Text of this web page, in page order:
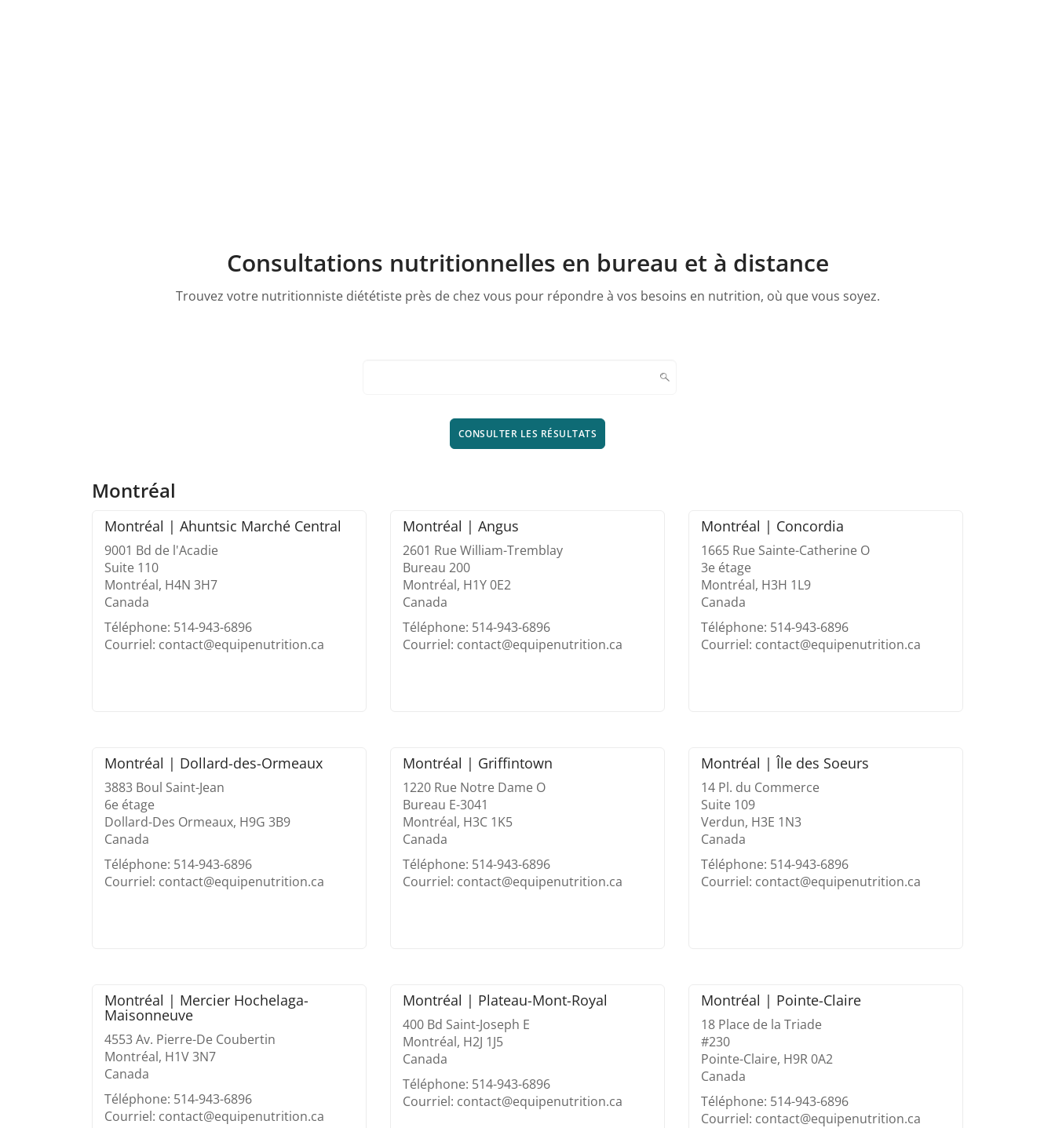
Consultations nutritionnelles en bureau et à distance
Trouvez votre nutritionniste diététiste près de chez vous pour répondre à vos besoins en nutrition, où que vous soyez.
CONSULTER LES RÉSULTATS
Montréal
Montréal | Ahuntsic Marché Central
9001 Bd de l'Acadie
Suite 110
Montréal, H4N 3H7
Canada
Téléphone: 514-943-6896
Courriel: contact@equipenutrition.ca
Montréal | Angus
2601 Rue William-Tremblay
Bureau 200
Montréal, H1Y 0E2
Canada
Téléphone: 514-943-6896
Courriel: contact@equipenutrition.ca
Montréal | Concordia
1665 Rue Sainte-Catherine O
3e étage
Montréal, H3H 1L9
Canada
Téléphone: 514-943-6896
Courriel: contact@equipenutrition.ca
Montréal | Dollard-des-Ormeaux
3883 Boul Saint-Jean
6e étage
Dollard-Des Ormeaux, H9G 3B9
Canada
Téléphone: 514-943-6896
Courriel: contact@equipenutrition.ca
Montréal | Griffintown
1220 Rue Notre Dame O
Bureau E-3041
Montréal, H3C 1K5
Canada
Téléphone: 514-943-6896
Courriel: contact@equipenutrition.ca
Montréal | Île des Soeurs
14 Pl. du Commerce
Suite 109
Verdun, H3E 1N3
Canada
Téléphone: 514-943-6896
Courriel: contact@equipenutrition.ca
Montréal | Mercier Hochelaga-
Maisonneuve
4553 Av. Pierre-De Coubertin
Montréal, H1V 3N7
Canada
Téléphone: 514-943-6896
Courriel: contact@equipenutrition.ca
Montréal | Plateau-Mont-Royal
400 Bd Saint-Joseph E
Montréal, H2J 1J5
Canada
Téléphone: 514-943-6896
Courriel: contact@equipenutrition.ca
Montréal | Pointe-Claire
18 Place de la Triade
#230
Pointe-Claire, H9R 0A2
Canada
Téléphone: 514-943-6896
Courriel: contact@equipenutrition.ca